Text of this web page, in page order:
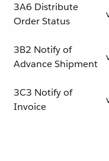
3A6 Distribute
Order Status
3B2 Notify of
Advance Shipment
3C3 Notify of
Invoice